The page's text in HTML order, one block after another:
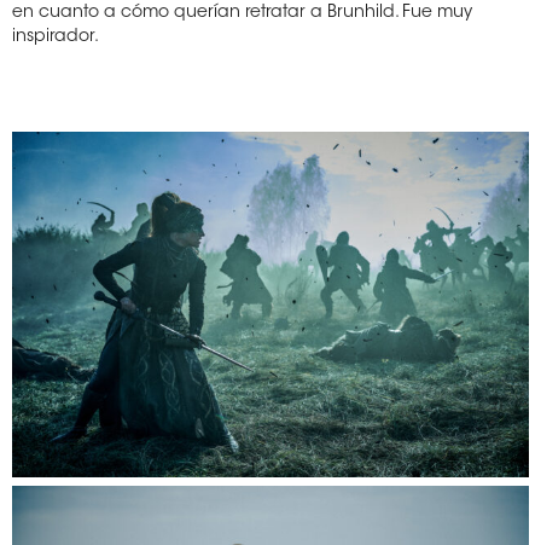
en cuanto a cómo querían retratar a Brunhild. Fue muy
inspirador.